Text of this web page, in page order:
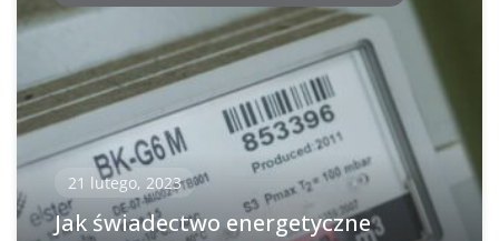
21 lutego, 2023
Jak świadectwo energetyczne